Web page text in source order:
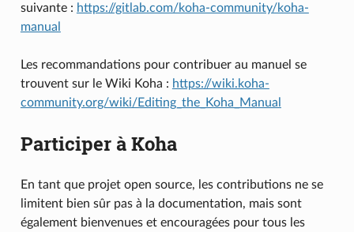
suivante : https://gitlab.com/koha-community/koha-
manual
Les recommandations pour contribuer au manuel se
trouvent sur le Wiki Koha : https://wiki.koha-
community.org/wiki/Editing_the_Koha_Manual
Participer à Koha
En tant que projet open source, les contributions ne se
limitent bien sûr pas à la documentation, mais sont
également bienvenues et encouragées pour tous les